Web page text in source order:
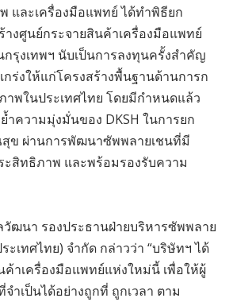
และเครื่องมือแพทย์ ได้ทำพิธียก
างศูนย์กระจายสินค้าเครื่องมือแพทย์
กรุงเทพฯ นับเป็นการลงทุนครั้งสำคัญ
กร่งให้แก่โครงสร้างพื้นฐานด้านการก
าพในประเทศไทย โดยมีกำหนดแล้ว
ำความมุ่งมั่นของ DKSH ในการยก
ข ผ่านการพัฒนาซัพพลายเชนที่มี
สิทธิภาพ และพร้อมรองรับความ
ฒนา รองประธานฝ่ายบริหารซัพพลาย
ะเทศไทย) จำกัด กล่าวว่า “บริษัทฯ ได้
ค้าเครื่องมือแพทย์แห่งใหม่นี้ เพื่อให้ผู้
ำเป็นได้อย่างถูกที่ ถูกเวลา ตาม